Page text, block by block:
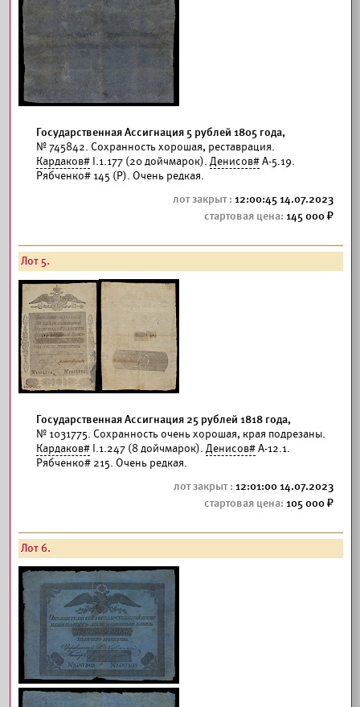
Государственная Ассигнация 5 рублей 1805 года,
№ 745842. Сохранность хорошая, реставрация.
Кардаков# I.1.177 (20 дойчмарок). Денисов#А-5.19.
Рябченко# 145 (Р). Очень редкая.
12:00:45 14.07.2023
145 000
Лот 5.
Государственная Ассигнация 25 рублей 1818 года,
№ 1031775. Сохранность очень хорошая, края подрезаны.
Кардаков# I.1.247 (8 дойчмарок). Денисов#А-12.1.
Рябченко# 215. Очень редкая.
12:01:00 14.07.2023
105 000
Лот 6.